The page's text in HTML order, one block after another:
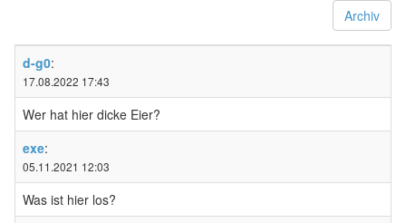
Archiv
d-g0:
17.08.2022 17:43
Wer hat hier dicke Eier?
exe:
05.11.2021 12:03
Was ist hier los?